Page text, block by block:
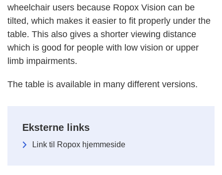
wheelchair users because Ropox Vision can be
tilted, which makes it easier to fit properly under the
table. This also gives a shorter viewing distance
which is good for people with low vision or upper
limb impairments.
The table is available in many different versions.
Eksterne links
Link til Ropox hjemmeside